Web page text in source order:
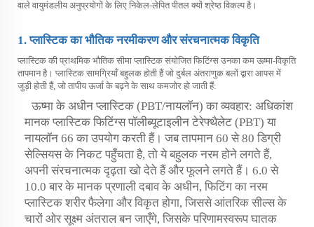
वाले वायुमंडलीय अनुप्रयोगों के लिए निकेल-लेपित पीतल क्यों श्रेष्ठ विकल्प है।
1. प्लास्टिक का भौतिक नरमीकरण और संरचनात्मक विकृति
प्लास्टिक की प्राथमिक भौतिक सीमा प्लास्टिक संयोजित फिटिंग्स उनका कम ऊष्मा-विकृति
तापमान है। प्लास्टिक सामग्रियाँ बहुलक होती हैं जो दुर्बल अंतराणुक बलों द्वारा आपस में
जुड़ी होती हैं, जो तापीय ऊर्जा के बढ़ने के साथ कमजोर हो जाती हैं:
ऊष्मा के अधीन प्लास्टिक (PBT/नायलॉन) का व्यवहार: अधिकांश
मानक प्लास्टिक फिटिंग्स पॉलीब्यूटाइलीन टेरेफ्थैलेट (PBT) या
नायलॉन 66 का उपयोग करती हैं। जब तापमान 60 से 80 डिग्री
सेल्सियस के निकट पहुँचता है, तो ये बहुलक नरम होने लगते हैं,
अपनी संरचनात्मक दृढ़ता खो देते हैं और फूलने लगते हैं। 6.0 से
10.0 बार के मानक प्रणाली दबाव के अधीन, फिटिंग का नरम
प्लास्टिक शरीर फैलेगा और विकृत होगा, जिससे आंतरिक सील्स के
चारों ओर सूक्ष्म अंतराल बन जाएँगे, जिसके परिणामस्वरूप घातक